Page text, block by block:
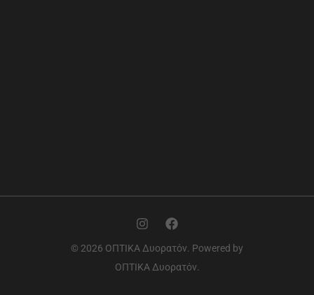
© 2026 ΟΠΤΙΚΑ Δυορατόν. Powered by
ΟΠΤΙΚΑ Δυορατόν.